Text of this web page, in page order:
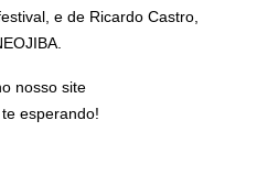
e de Ricardo Castro,
nosso site
esperando!